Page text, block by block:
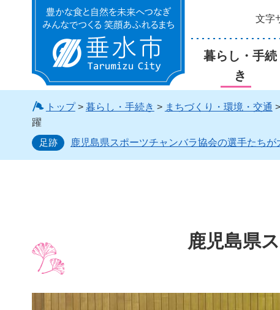
垂水市 文字
暮らし・手続
き
トップ> 暮らし・手続き > まちづくり・環境・交通 >
躍
足跡
鹿児島県スポーツチャンバラ協会の選手たちが
鹿児島県